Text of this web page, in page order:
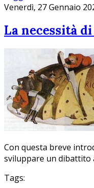
Venerdì, 27 Gennaio
La necessità
Con questa breve
sviluppare un dibattito
Tags: